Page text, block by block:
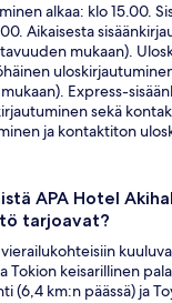
alkaa: klo 15.00.
Aikaisesta
mukaan).
Express-
sekä
ja kontaktiton
APA Hotel
tarjoavat?
Tokion keisarillinen
(6,4 km:n päässä) ja